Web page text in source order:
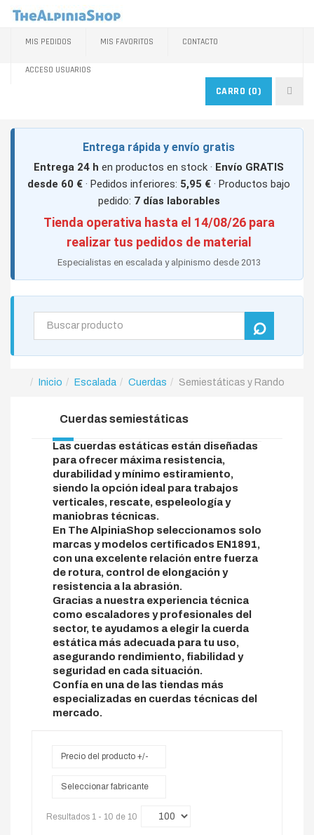
MIS PEDIDOS MIS FAVORITOS CONTACTO
ACCESO USUARIOS
CARRO (0)
Entrega rápida y envío gratis
Entrega 24 h en productos en stock · Envío GRATIS
desde 60 € · Pedidos inferiores: 5,95 € · Productos bajo
pedido: 7 días laborables
Tienda operativa hasta el 14/08/26 para
realizar tus pedidos de material
Especialistas en escalada y alpinismo desde 2013
Inicio Escalada Cuerdas Semiestáticas y Rando
Cuerdas semiestáticas
Las cuerdas estáticas están diseñadas
para ofrecer máxima resistencia,
durabilidad y mínimo estiramiento,
siendo la opción ideal para trabajos
verticales, rescate, espeleología y
maniobras técnicas.
En The AlpiniaShop seleccionamos solo
marcas y modelos certificados EN1891,
con una excelente relación entre fuerza
de rotura, control de elongación y
resistencia a la abrasión.
Gracias a nuestra experiencia técnica
como escaladores y profesionales del
sector, te ayudamos a elegir la cuerda
estática más adecuada para tu uso,
asegurando rendimiento, fiabilidad y
seguridad en cada situación.
Confía en una de las tiendas más
especializadas en cuerdas técnicas del
mercado.
Precio del producto +/-
Seleccionar fabricante
Resultados 1 - 10 de 10